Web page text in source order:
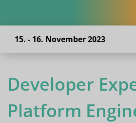
15. - 16. November 2023
Developer
Platform